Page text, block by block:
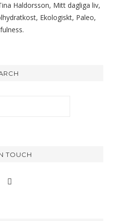
Haldorsson, Mitt dagliga liv,
Ekologiskt, Paleo,
TOUCH